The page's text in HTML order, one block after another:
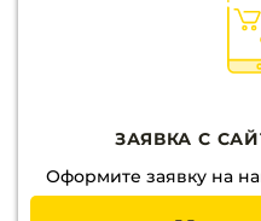
ЗАЯВКА С
Оформите заявку на